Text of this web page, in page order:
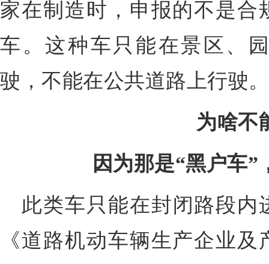
家在制造时，申报的不是合
车 。这种车 只能在景区、
驶，不能在公共道路上行驶。
为啥不
因为那是“黑户车”
此类车只能在封闭路段内
《道路机动车辆生产企业